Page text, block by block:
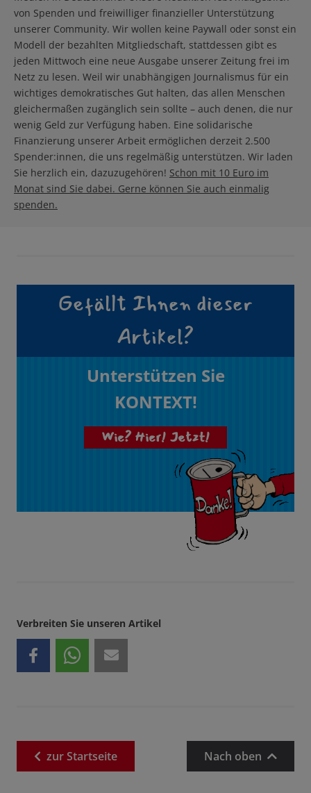
von Spenden und freiwilliger finanzieller Unterstützung
unserer Community. Wir wollen keine Paywall oder sonst ein
Modell der bezahlten Mitgliedschaft, stattdessen gibt es
jeden Mittwoch eine neue Ausgabe unserer Zeitung frei im
Netz zu lesen. Weil wir unabhängigen Journalismus für ein
wichtiges demokratisches Gut halten, das allen Menschen
gleichermaßen zugänglich sein sollte – auch denen, die nur
wenig Geld zur Verfügung haben. Eine solidarische
Finanzierung unserer Arbeit ermöglichen derzeit 2.500
Spender:innen, die uns regelmäßig unterstützen. Wir laden
Sie herzlich ein, dazuzugehören! Schon mit 10 Euro im
Monat sind Sie dabei. Gerne können Sie auch einmalig
spenden.
Gefällt Ihnen dieser
Artikel?
Unterstützen Sie
KONTEXT!
Wie? Hier! Jetzt!
Verbreiten Sie unseren Artikel
zurStartseite Nach oben